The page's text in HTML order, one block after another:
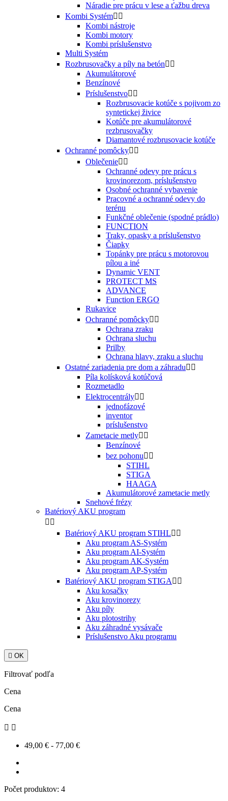
Náradie pre prácu v lese a ťažbu dreva
Kombi Systém 
Kombi nástroje
Kombi motory
Kombi príslušenstvo
Multi Systém
Rozbrusovačky a píly na betón 
Akumulátorové
Benzínové
Príslušenstvo 
Rozbrusovacie kotúče s pojivom zo
syntetickej živice
Kotúče pre akumulátorové
rezbrusovačky
Diamantové rozbrusovacie kotúče
Ochranné pomôcky 
Oblečenie 
Ochranné odevy pre prácu s
krovinorezom, príslušenstvo
Osobné ochranné vybavenie
Pracovné a ochranné odevy do
terénu
Funkčné oblečenie (spodné prádlo)
FUNCTION
Traky, opasky a príslušenstvo
Čiapky
Topánky pre prácu s motorovou
pílou a iné
Dynamic VENT
PROTECT MS
ADVANCE
Function ERGO
Rukavice
Ochranné pomôcky 
Ochrana zraku
Ochrana sluchu
Prilby
Ochrana hlavy, zraku a sluchu
Ostatné zariadenia pre dom a záhradu 
Píla kolísková kotúčová
Rozmetadlo
Elektrocentrály 
jednofázové
inventor
príslušenstvo
Zametacie metly 
Benzínové
bez pohonu 
STIHL
STIGA
HAAGA
Akumulátorové zametacie metly
Snehové frézy
Batériový AKU program
 
Batériový AKU program STIHL 
Aku program AS-Systém
Aku program AI-Systém
Aku program AK-Systém
Aku program AP-Systém
Batériový AKU program STIGA  
Aku kosačky
Aku krovinorezy
Aku píly
Aku plotostrihy
Aku záhradné vysávače
Príslušenstvo Aku programu
 OK
Filtrovať podľa
Cena
Cena
 
49,00 € - 77,00 €
Počet produktov: 4